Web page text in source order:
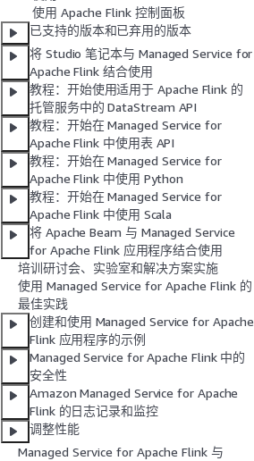
使用 Apache Flink 控制面板
已支持的版本和已弃用的版本
将 Studio 笔记本与 Managed Service for
Apache Flink 结合使用
教程：开始使用适用于 Apache Flink 的
托管服务中的 DataStream API
教程：开始在 Managed Service for
Apache Flink 中使用表 API
教程：开始在 Managed Service for
Apache Flink 中使用 Python
教程：开始在 Managed Service for
Apache Flink 中使用 Scala
将 Apache Beam 与 Managed Service
for Apache Flink 应用程序结合使用
培训研讨会、实验室和解决方案实施
使用 Managed Service for Apache Flink 的
最佳实践
创建和使用 Managed Service for Apache
Flink 应用程序的示例
Managed Service for Apache Flink 中的
安全性
Amazon Managed Service for Apache
Flink 的日志记录和监控
调整性能
Managed Service for Apache Flink 与